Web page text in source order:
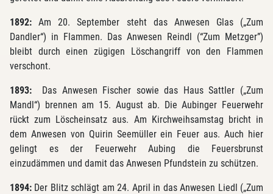
1892: Am 20. September steht das Anwesen Glas („Zum
Dandler“) in Flammen. Das Anwesen Reindl (“Zum Metzger”)
bleibt durch einen zügigen Löschangriff von den Flammen
verschont.
1893: Das Anwesen Fischer sowie das Haus Sattler („Zum
Mandl“) brennen am 15. August ab. Die Aubinger Feuerwehr
rückt zum Löscheinsatz aus. Am Kirchweihsamstag bricht in
dem Anwesen von Quirin Seemüller ein Feuer aus. Auch hier
gelingt es der Feuerwehr Aubing die Feuersbrunst
einzudämmen und damit das Anwesen Pfundstein zu schützen.
1894: Der Blitz schlägt am 24. April in das Anwesen Liedl („Zum